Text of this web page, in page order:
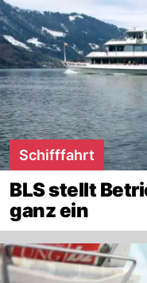
Schifffahrt
BLS stellt
ganz ein